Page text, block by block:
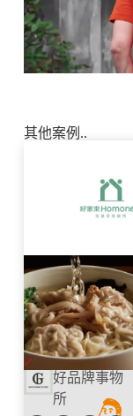
其他案例..
好品牌事物
所